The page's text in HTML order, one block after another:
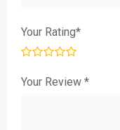
Your Rating*
Your Review *